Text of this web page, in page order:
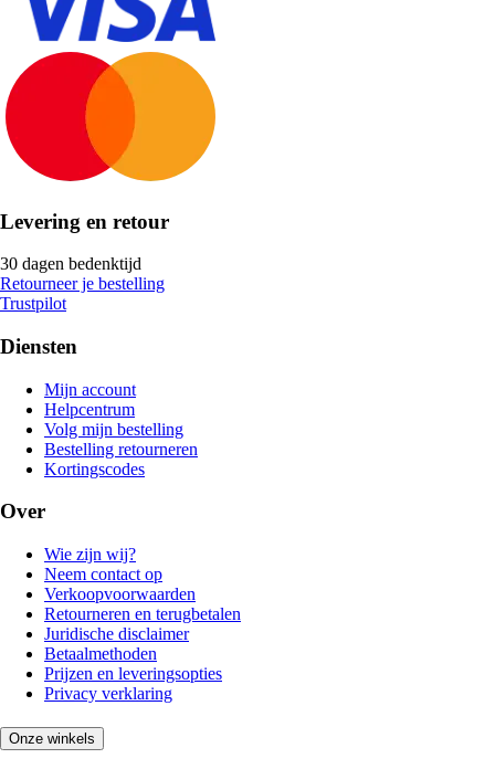
Levering en retour
30 dagen bedenktijd
Retourneer je bestelling
Trustpilot
Diensten
Mijn account
Helpcentrum
Volg mijn bestelling
Bestelling retourneren
Kortingscodes
Over
Wie zijn wij?
Neem contact op
Verkoopvoorwaarden
Retourneren en terugbetalen
Juridische disclaimer
Betaalmethoden
Prijzen en leveringsopties
Privacy verklaring
Onze winkels